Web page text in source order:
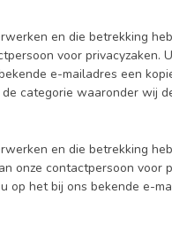
en die betrekking
voor
e-mailadres een
categorie waaronder wij
en die betrekking
onze contactpersoon
het bij ons bekende e-